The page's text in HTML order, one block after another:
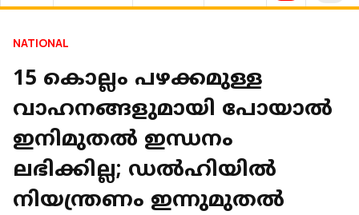
NATIONAL
15 കൊല്ലം പഴക്കമുള്ള
വാഹനങ്ങളുമായി പോയാൽ
ഇനിമുതൽ ഇന്ധനം
ലഭിക്കില്ല; ഡൽഹിയിൽ
നിയന്ത്രണം ഇന്നുമുതൽ